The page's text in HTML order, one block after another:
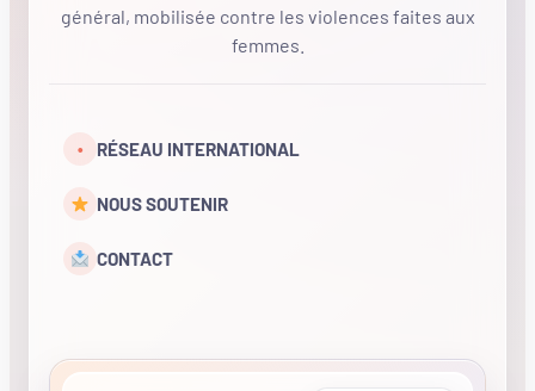
général, mobilisée contre les violences faites aux
femmes.
• RÉSEAU INTERNATIONAL
NOUS SOUTENIR
CONTACT